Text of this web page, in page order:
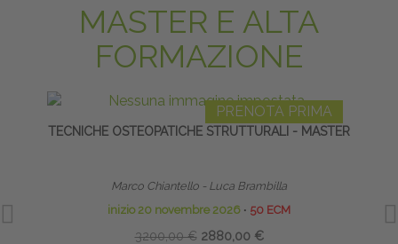
MASTER E ALTA
FORMAZIONE
PRENOTA PRIMA
TECNICHE OSTEOPATICHE STRUTTURALI - MASTER
Marco Chiantello - Luca Brambilla
inizio 20 novembre 2026 ∙ 50 ECM
3200,00 € 2880,00 €